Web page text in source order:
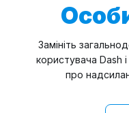
Замініть
користувача Dash
про